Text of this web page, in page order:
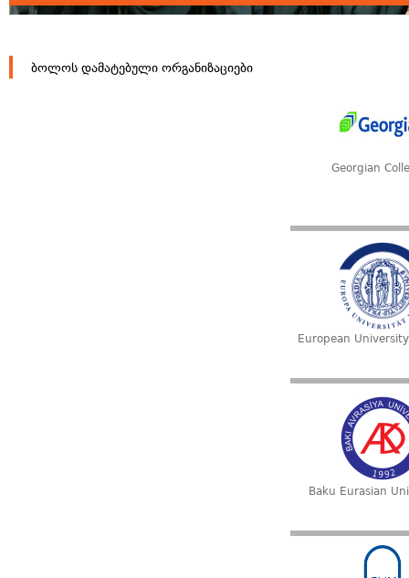
ბოლოს დამატებული ორგანიზაციები
Georgian
European
Baku Eurasian